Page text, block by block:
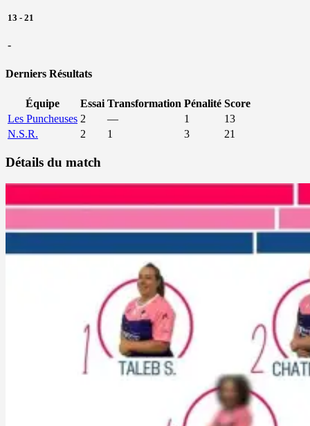
13 - 21
-
Derniers Résultats
Équipe Essai Transformation Pénalité Score
Les Puncheuses 2 — 1
13
N.S.R.
2 1 3 21
Détails du match